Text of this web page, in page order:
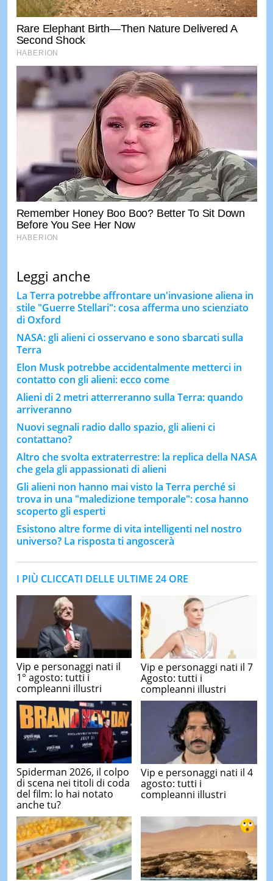
Leggi anche
La Terra potrebbe affrontare un'invasione aliena in
stile "Guerre Stellari": cosa afferma uno scienziato
di Oxford
NASA: gli alieni ci osservano e sono sbarcati sulla
Terra
Elon Musk potrebbe accidentalmente metterci in
contatto con gli alieni: ecco come
Alieni di 2 metri atterreranno sulla Terra: quando
arriveranno
Nuovi segnali radio dallo spazio, gli alieni ci
contattano?
Altro che svolta extraterrestre: la replica della NASA
che gela gli appassionati di alieni
Gli alieni non hanno mai visto la Terra perché si
trova in una "maledizione temporale": cosa hanno
scoperto gli esperti
Esistono altre forme di vita intelligenti nel nostro
universo? La risposta ti angoscerà
I PIÙ CLICCATI DELLE ULTIME 24 ORE
Vip e personaggi nati il
1° agosto: tutti i
compleanni illustri
Vip e personaggi nati il 7
Agosto: tutti i
compleanni illustri
Spiderman 2026, il colpo
di scena nei titoli di coda
del film: lo hai notato
anche tu?
Vip e personaggi nati il 4
agosto: tutti i
compleanni illustri